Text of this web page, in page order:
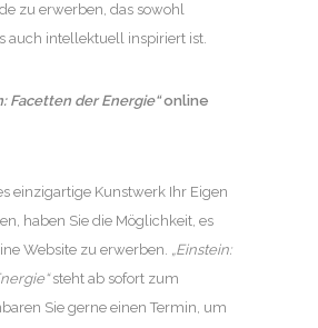
zu erwerben, das sowohl
auch intellektuell inspiriert ist.
Facetten der Energie“online
einzigartige Kunstwerk Ihr Eigen
haben Sie die Möglichkeit, es
Website zu erwerben. „Einstein:
steht ab sofort zum
Sie gerne einen Termin, um